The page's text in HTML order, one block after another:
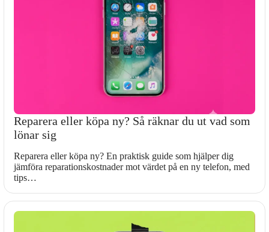
Reparera eller köpa ny? Så räknar du ut vad som
lönar sig
Reparera eller köpa ny? En praktisk guide som hjälper dig
jämföra reparationskostnader mot värdet på en ny telefon, med
tips…